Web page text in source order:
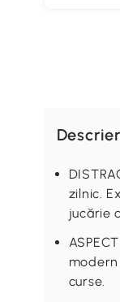
zilnic.
jucărie
curse.